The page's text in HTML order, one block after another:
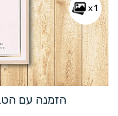
x1
הזמנה עם